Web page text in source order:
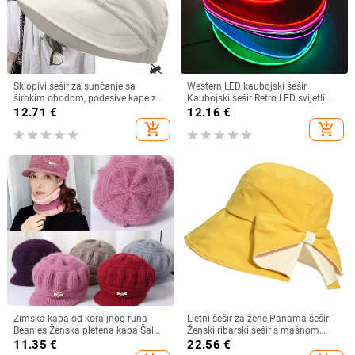
Sklopivi šešir za sunčanje sa
širokim obodom, podesive kape za
muškarce, žene, šeširi za plažu,
ljetni brzosušeći viziri, ribarska kapa
12.71 €
add_shopping_cart
Western LED kaubojski šešir
Kaubojski šešir Retro LED svijetli
obod Jazz cilindar Svjetleći
mladenkin šešir Cosplay kostim
Kaubojsko odijelo za žene
12.16 €
add_shopping_cart
Zimska kapa od koraljnog runa
Beanies Ženska pletena kapa Šal
Održava toplinu Vunena pletena
11.35 €
Ljetni šešir za žene Panama šeširi
Ženski ribarski šešir s mašnom
Trend ženski šeširi s kantom
22.56 €